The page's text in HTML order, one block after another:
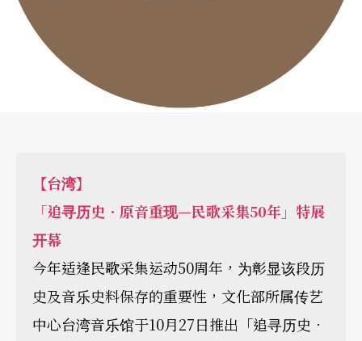
【台湾】
「追寻历史．原音重现—民歌采集50年」特展
开幕
今年适逢民歌采集运动50周年，为彰显该段历
史及音乐史料保存的重要性，文化部所属传艺
中心台湾音乐馆于10月27日推出「追寻历史．